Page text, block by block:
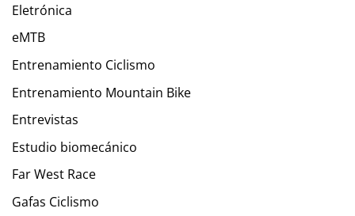
Eletrónica
eMTB
Entrenamiento Ciclismo
Entrenamiento Mountain Bike
Entrevistas
Estudio biomecánico
Far West Race
Gafas Ciclismo